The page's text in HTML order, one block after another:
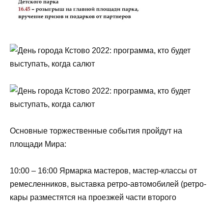
Основные торжественные события пройдут на
площади Мира:
10:00 – 16:00 Ярмарка мастеров, мастер-классы от
ремесленников, выставка ретро-автомобилей (ретро-
кары разместятся на проезжей части второго